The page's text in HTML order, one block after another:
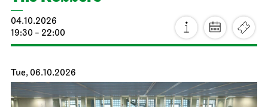
04.10.2026
19:30 - 22:00
Tue, 06.10.2026